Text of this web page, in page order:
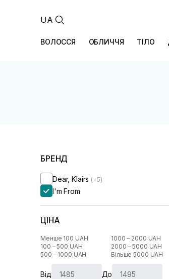
UA
ВОЛОССЯ ОБЛИЧЧЯ ТІЛО
БРЕНД
Dear, Klairs (+5)
I'm From
ЦІНА
Менше 100 UAH
100 – 500 UAH
500 – 1000 UAH
1000 – 2000 UAH
2000 – 5000 UAH
Більше 5000 UAH
Від До